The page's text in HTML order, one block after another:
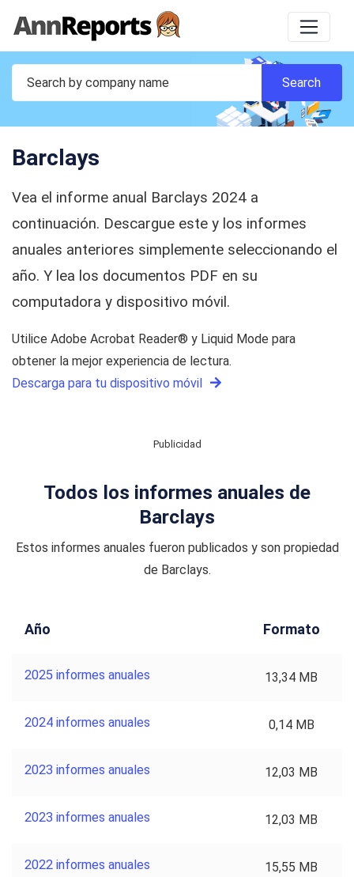
Barclays
Vea el informe anual Barclays 2024 a
continuación. Descargue este y los informes
anuales anteriores simplemente seleccionando el
año. Y lea los documentos PDF en su
computadora y dispositivo móvil.
Utilice Adobe Acrobat Reader® y Liquid Mode para
obtener la mejor experiencia de lectura.
Descarga para tu dispositivo móvil
Publicidad
Todos los informes anuales de
Barclays
Estos informes anuales fueron publicados y son propiedad
de Barclays.
Año Formato
2025 informes anuales 13,34 MB
2024 informes anuales 0,14 MB
2023 informes anuales 12,03 MB
2023 informes anuales 12,03 MB
2022 informes anuales 15,55 MB